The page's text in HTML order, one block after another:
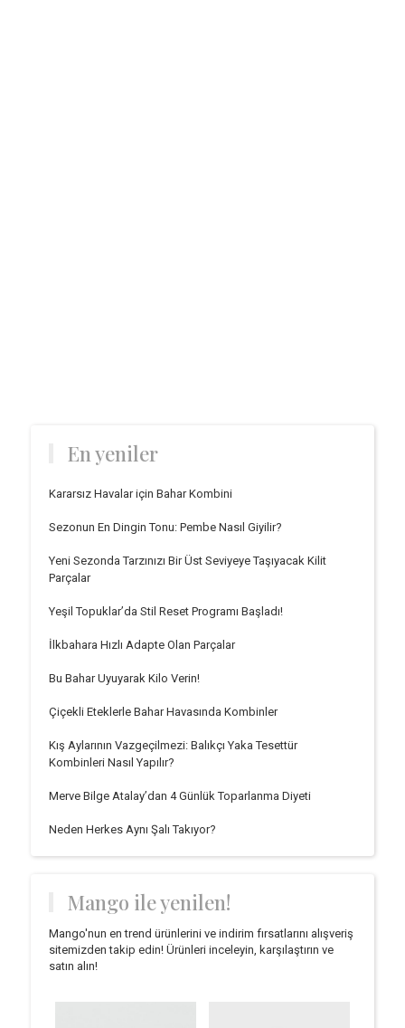
En yeniler
Kararsız Havalar için Bahar Kombini
Sezonun En Dingin Tonu: Pembe Nasıl Giyilir?
Yeni Sezonda Tarzınızı Bir Üst Seviyeye Taşıyacak Kilit
Parçalar
Yeşil Topuklar’da Stil Reset Programı Başladı!
İlkbahara Hızlı Adapte Olan Parçalar
Bu Bahar Uyuyarak Kilo Verin!
Çiçekli Eteklerle Bahar Havasında Kombinler
Kış Aylarının Vazgeçilmezi: Balıkçı Yaka Tesettür
Kombinleri Nasıl Yapılır?
Merve Bilge Atalay’dan 4 Günlük Toparlanma Diyeti
Neden Herkes Aynı Şalı Takıyor?
Mango ile yenilen!
Mango'nun en trend ürünlerini ve indirim fırsatlarını alışveriş
sitemizden takip edin! Ürünleri inceleyin, karşılaştırın ve
satın alın!